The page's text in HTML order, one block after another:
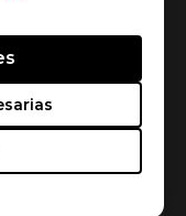
X/S para